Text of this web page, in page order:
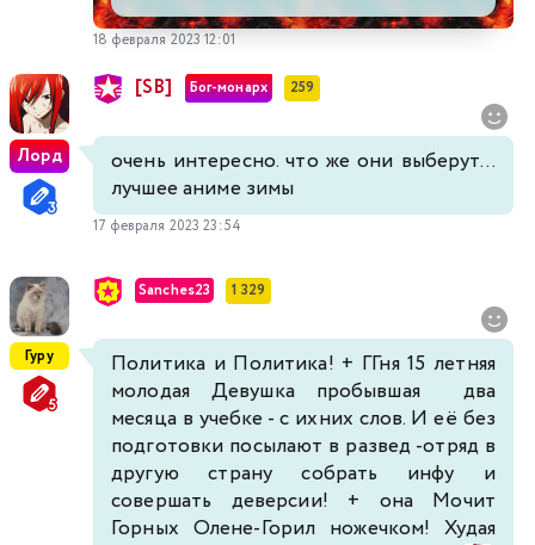
18 февраля 2023 12:01
Лорд
[SB] Бог-монарх 259
очень интересно. что же они выберут...
лучшее аниме зимы
17 февраля 2023 23:54
Гуру
Sanches23 1 329
Политика и Политика! + ГГня 15 летняя
молодая Девушка пробывшая два
месяца в учебке - с ихних слов. И её без
подготовки посылают в развед -отряд в
другую страну собрать инфу и
совершать деверсии! + она Мочит
Горных Олене-Горил ножечком! Худая